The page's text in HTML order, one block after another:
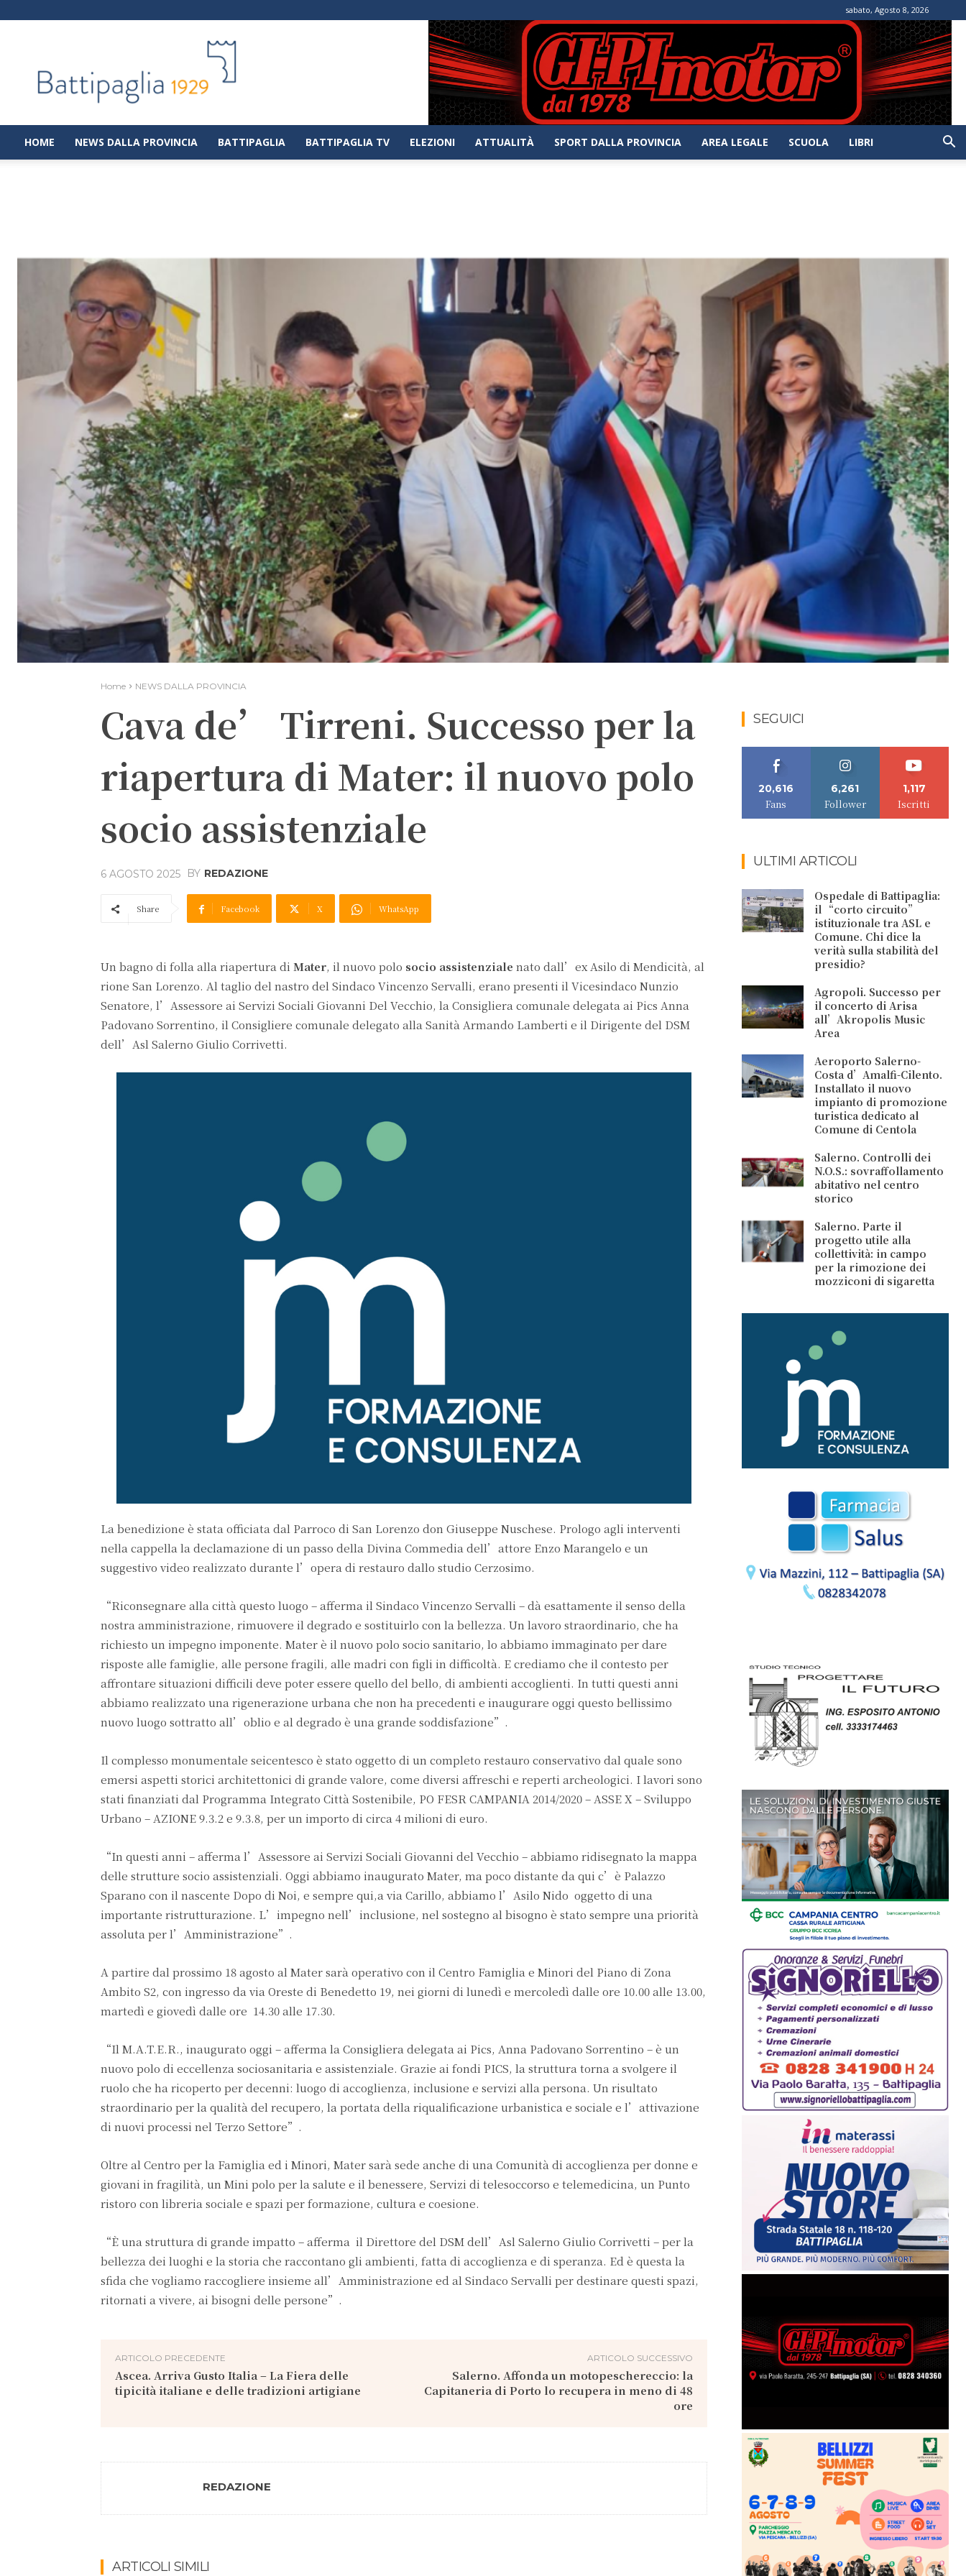
sabato, Agosto 8, 2026
|
Notizie
dalla
città
di
HOME NEWS DALLA PROVINCIA BATTIPAGLIA BATTIPAGLIA TV ELEZIONI ATTUALITÀ SPORT DALLA PROVINCIA AREA LEGALE SCUOLA LIBRI
Home NEWS DALLA PROVINCIA
Cava de’ Tirreni. Successo per la
riapertura di Mater: il nuovo polo
socio assistenziale
6 AGOSTO 2025 BY REDAZIONE
Share Facebook X WhatsApp
Un bagno di folla alla riapertura di Mater, il nuovo polo socio assistenziale nato dall’ex Asilo di Mendicità, al
rione San Lorenzo. Al taglio del nastro del Sindaco Vincenzo Servalli, erano presenti il Vicesindaco Nunzio
Senatore, l’Assessore ai Servizi Sociali Giovanni Del Vecchio, la Consigliera comunale delegata ai Pics Anna
Padovano Sorrentino, il Consigliere comunale delegato alla Sanità Armando Lamberti e il Dirigente del DSM
dell’Asl Salerno Giulio Corrivetti.
La benedizione è stata officiata dal Parroco di San Lorenzo don Giuseppe Nuschese. Prologo agli interventi
nella cappella la declamazione di un passo della Divina Commedia dell’attore Enzo Marangelo e un
suggestivo video realizzato durante l’opera di restauro dallo studio Cerzosimo.
“Riconsegnare alla città questo luogo – afferma il Sindaco Vincenzo Servalli – dà esattamente il senso della
nostra amministrazione, rimuovere il degrado e sostituirlo con la bellezza. Un lavoro straordinario, che ha
richiesto un impegno imponente. Mater è il nuovo polo socio sanitario, lo abbiamo immaginato per dare
risposte alle famiglie, alle persone fragili, alle madri con figli in difficoltà. E crediamo che il contesto per
affrontare situazioni difficili deve poter essere quello del bello, di ambienti accoglienti. In tutti questi anni
abbiamo realizzato una rigenerazione urbana che non ha precedenti e inaugurare oggi questo bellissimo
nuovo luogo sottratto all’oblio e al degrado è una grande soddisfazione”.
Il complesso monumentale seicentesco è stato oggetto di un completo restauro conservativo dal quale sono
emersi aspetti storici architettonici di grande valore, come diversi affreschi e reperti archeologici. I lavori sono
stati finanziati dal Programma Integrato Città Sostenibile, PO FESR CAMPANIA 2014/2020 – ASSE X – Sviluppo
Urbano – AZIONE 9.3.2 e 9.3.8, per un importo di circa 4 milioni di euro.
“In questi anni – afferma l’Assessore ai Servizi Sociali Giovanni del Vecchio – abbiamo ridisegnato la mappa
delle strutture socio assistenziali. Oggi abbiamo inaugurato Mater, ma poco distante da qui c’è Palazzo
Sparano con il nascente Dopo di Noi, e sempre qui,a via Carillo, abbiamo l’Asilo Nido oggetto di una
importante ristrutturazione. L’impegno nell’inclusione, nel sostegno al bisogno è stato sempre una priorità
assoluta per l’Amministrazione”.
A partire dal prossimo 18 agosto al Mater sarà operativo con il Centro Famiglia e Minori del Piano di Zona
Ambito S2, con ingresso da via Oreste di Benedetto 19, nei giorni di lunedì e mercoledì dalle ore 10.00 alle 13.00,
martedì e giovedì dalle ore 14.30 alle 17.30.
“Il M.A.T.E.R., inaugurato oggi – afferma la Consigliera delegata ai Pics, Anna Padovano Sorrentino – è un
nuovo polo di eccellenza sociosanitaria e assistenziale. Grazie ai fondi PICS, la struttura torna a svolgere il
ruolo che ha ricoperto per decenni: luogo di accoglienza, inclusione e servizi alla persona. Un risultato
straordinario per la qualità del recupero, la portata della riqualificazione urbanistica e sociale e l’attivazione
di nuovi processi nel Terzo Settore”.
Oltre al Centro per la Famiglia ed i Minori, Mater sarà sede anche di una Comunità di accoglienza per donne e
giovani in fragilità, un Mini polo per la salute e il benessere, Servizi di telesoccorso e telemedicina, un Punto
ristoro con libreria sociale e spazi per formazione, cultura e coesione.
“È una struttura di grande impatto – afferma il Direttore del DSM dell’Asl Salerno Giulio Corrivetti – per la
bellezza dei luoghi e la storia che raccontano gli ambienti, fatta di accoglienza e di speranza. Ed è questa la
sfida che vogliamo raccogliere insieme all’Amministrazione ed al Sindaco Servalli per destinare questi spazi,
ritornati a vivere, ai bisogni delle persone”.
ARTICOLO PRECEDENTE
Ascea. Arriva Gusto Italia – La Fiera delle
tipicità italiane e delle tradizioni artigiane
ARTICOLO SUCCESSIVO
Salerno. Affonda un motopeschereccio: la
Capitaneria di Porto lo recupera in meno di 48
ore
REDAZIONE
ARTICOLI SIMILI
SEGUICI
20,616
Fans
6,261
Follower
1,117
Iscritti
ULTIMI ARTICOLI
Ospedale di Battipaglia:
il “corto circuito”
istituzionale tra ASL e
Comune. Chi dice la
verità sulla stabilità del
presidio?
Agropoli. Successo per
il concerto di Arisa
all’Akropolis Music
Area
Aeroporto Salerno-
Costa d’Amalfi-Cilento.
Installato il nuovo
impianto di promozione
turistica dedicato al
Comune di Centola
Salerno. Controlli dei
N.O.S.: sovraffollamento
abitativo nel centro
storico
Salerno. Parte il
progetto utile alla
collettività: in campo
per la rimozione dei
mozziconi di sigaretta